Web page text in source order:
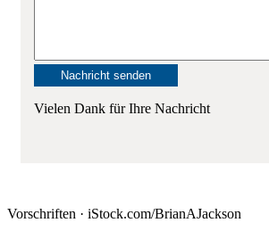
Vielen Dank für Ihre Nachricht
Vorschriften · iStock.com/BrianAJackson